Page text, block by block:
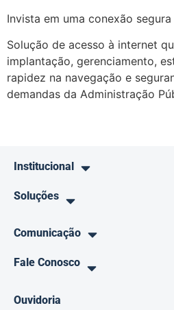
Invista em uma conexão
Solução de acesso à internet
implantação, gerenciamento,
rapidez na navegação e
demandas da Administração
Institucional
Soluções
Comunicação
Fale Conosco
Ouvidoria